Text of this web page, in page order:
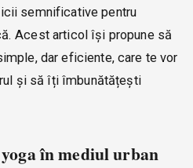
semnificative pentru
Acest articol își propune să
dar eficiente, care te vor
și să îți îmbunătățești
în mediul urban